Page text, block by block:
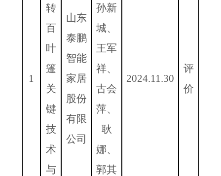
1
转
百
叶
篷
关
键
技
术
与
山东
泰鹏
智能
家居
股份
有限
公司
孙新
城、
王军
祥、
古会
萍、
耿
娜、
郭其
2024.11.30
评
价